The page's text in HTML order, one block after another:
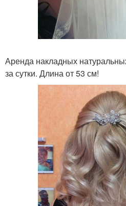
Аренда накладных
за сутки. Длина от 53 см!